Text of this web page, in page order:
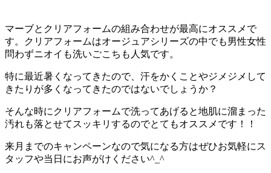
マーブとクリアフォームの組み合わせが最高にオススメで
す。クリアフォームはオージュアシリーズの中でも男性女性
問わずニオイも洗いごこちも人気です。
特に最近暑くなってきたので、汗をかくことやジメジメして
きたりが多くなってきたのではないでしょうか？
そんな時にクリアフォームで洗ってあげると地肌に溜まった
汚れも落とせてスッキリするのでとてもオススメです！！
来月までのキャンペーンなので気になる方はぜひお気軽にス
タッフや当日にお声がけください^_^